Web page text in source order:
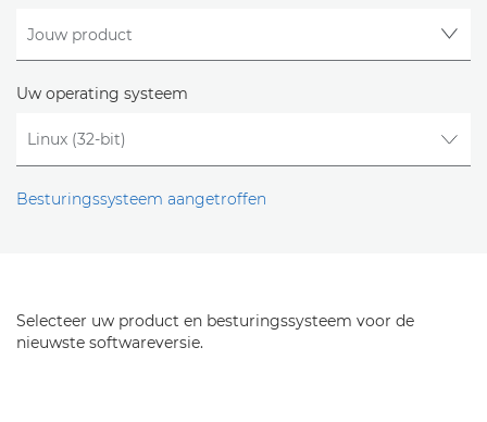
Uw operating systeem
Besturingssysteem aangetroffen
Selecteer uw product en besturingssysteem voor de
nieuwste softwareversie.